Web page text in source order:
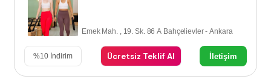
Emek Mah. , 19. Sk. 86 A Bahçelievler - Ankara
%10 İndirim Ücretsiz Teklif Al İletişim